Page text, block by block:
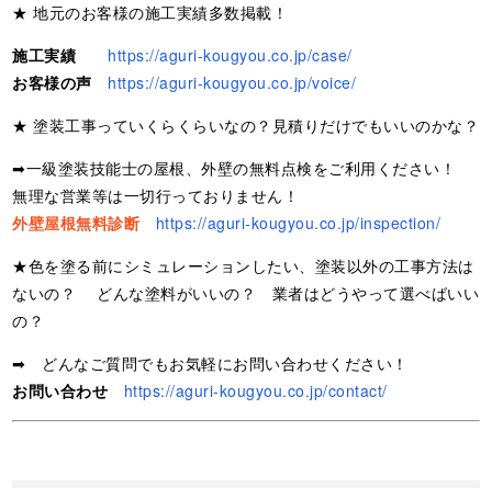
★ 地元のお客様の施工実績多数掲載！
施工実績
https://aguri-kougyou.co.jp/case/
お客様の声
https://aguri-kougyou.co.jp/voice/
★ 塗装工事っていくらくらいなの？見積りだけでもいいのかな？
➡一級塗装技能士の屋根、外壁の無料点検をご利用ください！
無理な営業等は一切行っておりません！
外壁屋根無料診断
https://aguri-kougyou.co.jp/inspection/
★色を塗る前にシミュレーションしたい、塗装以外の工事方法は
ないの？ どんな塗料がいいの？ 業者はどうやって選べばいい
の？
➡ どんなご質問でもお気軽にお問い合わせください！
お問い合わせ
https://aguri-kougyou.co.jp/contact/